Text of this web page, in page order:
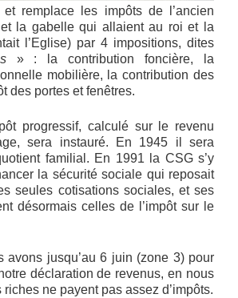
remplace les impôts de l’ancien
la gabelle qui allaient au roi et la
l’Eglise) par 4 impositions, dites
» : la contribution foncière, la
mobilière, la contribution des
des portes et fenêtres.
progressif, calculé sur le revenu
sera instauré. En 1945 il sera
familial. En 1991 la CSG s’y
la sécurité sociale qui reposait
seules cotisations sociales, et ses
désormais celles de l’impôt sur le
avons jusqu’au 6 juin (zone 3) pour
déclaration de revenus, en nous
ne payent pas assez d’impôts.